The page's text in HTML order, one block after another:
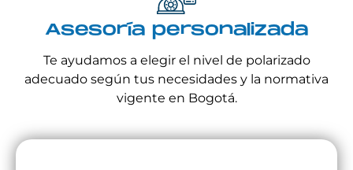
Asesoría personalizada
Te ayudamos a elegir el nivel de polarizado
adecuado según tus necesidades y la normativa
vigente en Bogotá.